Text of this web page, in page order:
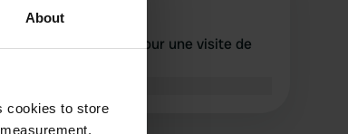
About
cookies to store
sept. 2025
pour camper pour une visite de